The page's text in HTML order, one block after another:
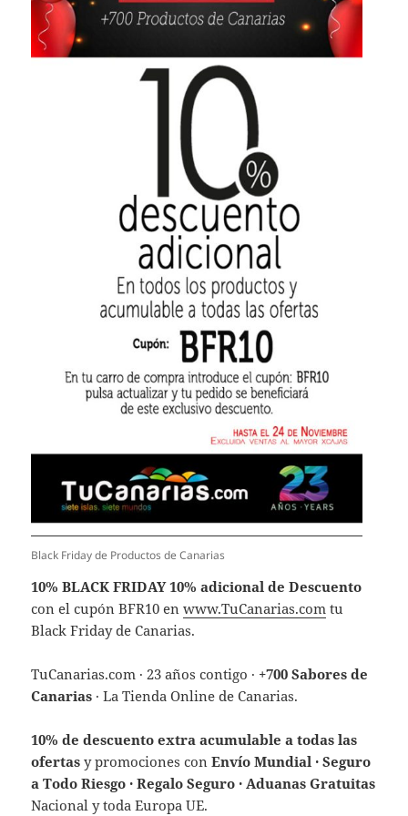
Black Friday de Productos de Canarias
10% BLACK FRIDAY 10% adicional de Descuento
con el cupón BFR10 enwww.TuCanarias.com tu
Black Friday de Canarias.
TuCanarias.com · 23 años contigo · +700 Sabores de
Canarias · La Tienda Online de Canarias.
10% de descuento extra acumulable a todas las
ofertasy promociones conEnvío Mundial · Seguro
a Todo Riesgo · Regalo Seguro · Aduanas Gratuitas
Nacional y toda Europa UE.